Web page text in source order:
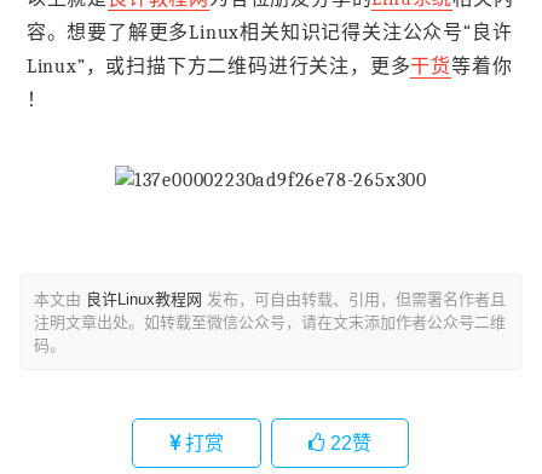
容。想要了解更多Linux相关知识记得关注公众号“良许
Linux”，或扫描下方二维码进行关注，更多干货等着你
！
本文由 良许Linux教程网 发布，可自由转载、引用，但需署名作者且
注明文章出处。如转载至微信公众号，请在文末添加作者公众号二维
码。
打赏 22赞